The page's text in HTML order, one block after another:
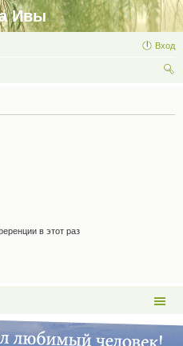
Ивы
Вход
в этот раз